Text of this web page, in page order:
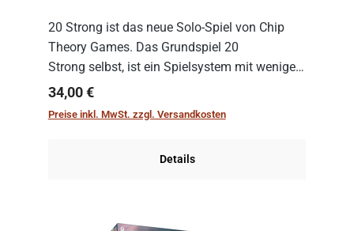
20 Strong ist das neue Solo-Spiel von Chip
Theory Games. Das Grundspiel 20
Strong selbst, ist ein Spielsystem mit wenigen,
einfachen Regeln. Um es zu spielen, muss es
immer mit einem Themenset ergänzt werden.
Regulärer Preis:
34,00 €
Preise inkl. MwSt. zzgl. Versandkosten
Details